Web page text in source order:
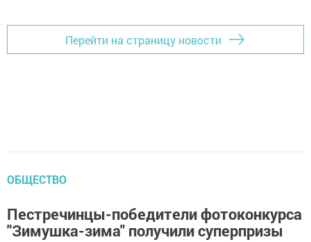
Перейти на страницу новости
ОБЩЕСТВО
Пестречинцы-победители фотоконкурса
"Зимушка-зима" получили суперпризы